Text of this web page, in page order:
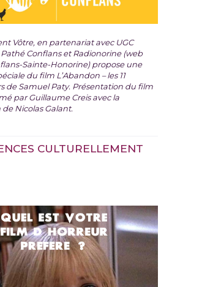
Vôtre, en partenariat avec UGC
Conflans et Radionorine (web
Sainte-Honorine) propose une
du film L’Abandon – les 11
de Samuel Paty. Présentation du film
par Guillaume Creis avec la
Nicolas Galant.
CULTURELLEMENT